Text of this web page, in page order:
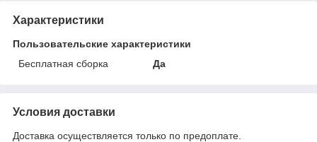
Характеристики
Пользовательские характеристики
Бесплатная сборка
Да
Условия доставки
Доставка осуществляется только по предоплате.